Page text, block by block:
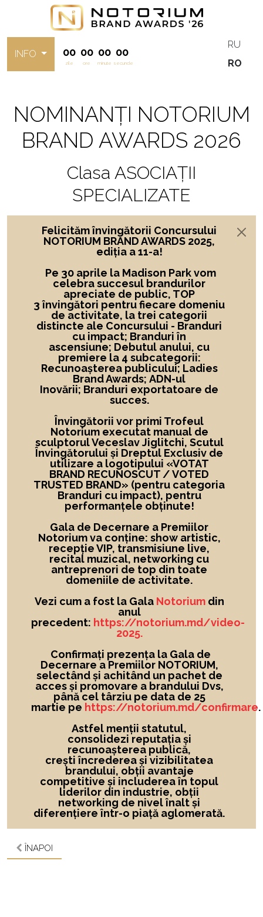
INFO 00
zile
00
ore
00
minute
00
secunde
RU
RO
NOMINANȚI NOTORIUM
BRAND AWARDS 2026
Clasa ASOCIAȚII
SPECIALIZATE
Felicităm învingătorii Concursului
NOTORIUM BRAND AWARDS 2025,
ediția a 11-a!
Pe 30 aprile la Madison Park vom
celebra succesul brandurilor
apreciate de public, TOP
3 învingători pentru fiecare domeniu
de activitate, la trei categorii
distincte ale Concursului - Branduri
cu impact; Branduri în
ascensiune; Debutul anului, cu
premiere la 4 subcategorii:
Recunoașterea publicului; Ladies
Brand Awards; ADN-ul
Inovării; Branduri exportatoare de
succes.
Învingătorii vor primi Trofeul
Notorium executat manual de
sculptorul Veceslav Jiglitchi, Scutul
Învingătorului și Dreptul Exclusiv de
utilizare a logotipului «VOTAT
BRAND RECUNOSCUT / VOTED
TRUSTED BRAND» (pentru categoria
Branduri cu impact), pentru
performanțele obținute!
Gala de Decernare a Premiilor
Notorium va conține: show artistic,
recepție VIP, transmisiune live,
recital muzical, networking cu
antreprenori de top din toate
domeniile de activitate.
Vezi cum a fost la Gala Notoriumdin
anul
precedent: https://notorium.md/video-
2025.
Confirmați prezența la Gala de
Decernare a Premiilor NOTORIUM,
selectând și achitând un pachet de
acces și promovare a brandului Dvs,
până cel târziu pe data de 25
martie pe https://notorium.md/confirmare.
Astfel menții statutul,
consolidezi reputația și
recunoașterea publică,
crești încrederea și vizibilitatea
brandului, obții avantaje
competitive și includerea în topul
liderilor din industrie, obții
networking de nivel înalt și
diferențiere într-o piață aglomerată.
ÎNAPOI